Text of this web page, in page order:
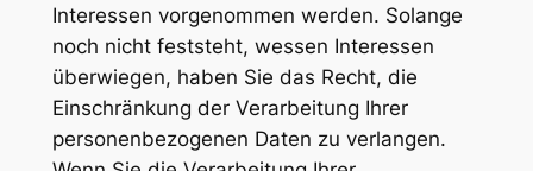
Interessen vorgenommen werden. Solange
noch nicht feststeht, wessen Interessen
überwiegen, haben Sie das Recht, die
Einschränkung der Verarbeitung Ihrer
personenbezogenen Daten zu verlangen.